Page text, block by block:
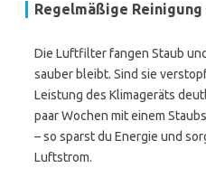
Regelmäßige
Die Luftfilter fangen Staub
sauber bleibt. Sind sie
Leistung des Klimageräts
paar Wochen mit einem
– so sparst du Energie und
Luftstrom.